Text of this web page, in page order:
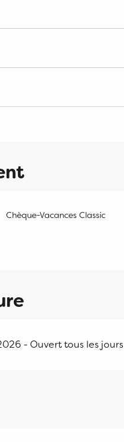
Chèque-Vacances Classic
- Ouvert tous les jours